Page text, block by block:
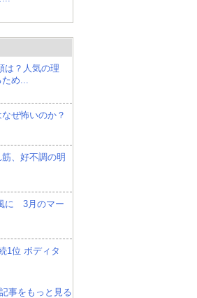
は？人気の理
ため...
ぜ怖いのか？
、好不調の明
に 3月のマー
1位 ボディタ
事をもっと見る